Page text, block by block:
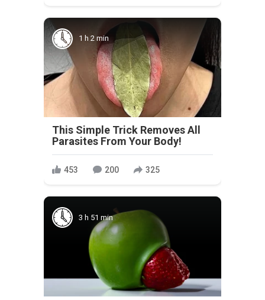
1 h 2 min
This Simple Trick Removes All
Parasites From Your Body!
453 200 325
3 h 51 min